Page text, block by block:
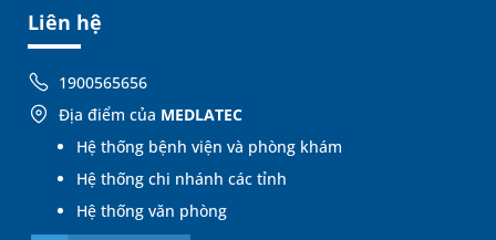
Liên hệ
1900565656
Địa điểm của MEDLATEC
Hệ thống bệnh viện và phòng khám
Hệ thống chi nhánh các tỉnh
Hệ thống văn phòng